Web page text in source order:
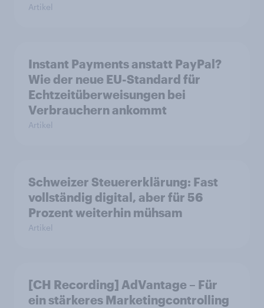
Artikel
Instant Payments anstatt PayPal?
Wie der neue EU-Standard für
Echtzeitüberweisungen bei
Verbrauchern ankommt
Artikel
Schweizer Steuererklärung: Fast
vollständig digital, aber für 56
Prozent weiterhin mühsam
Artikel
[CH Recording] AdVantage – Für
ein stärkeres Marketingcontrolling